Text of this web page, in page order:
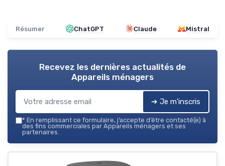
Résumer ChatGPT Claude Mistral
Recevez les dernières actualités de
Appareils ménagers
➔ Je m'inscris
* En remplissant ce formulaire, j’accepte d’être contacté(e) à
des fins commerciales par Appareils ménagers et ses
partenaires.